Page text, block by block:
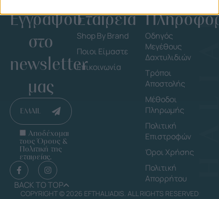
Εγγράψου
στο
newsletter
μας
EMAIL
Αποδέχομαι
τους Όρους &
Πολιτική της
εταιρείας.
BACK TO TOP
Εταιρεία
Shop By Brand
Ποιοι Είμαστε
Επικοινωνία
Οδηγός
Μεγέθους
Δαχτυλιδιών
Τρόποι
Αποστολής
Μέθοδοι
Πληρωμής
Πολιτική
Επιστροφών
Όροι Χρήσης
Πολιτική
Απορρήτου
COPYRIGHT © 2026 EFTHALIADIS. ALL RIGHTS RESERVED